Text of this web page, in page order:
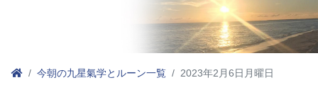
今朝の九星氣学とルーン一覧 2023年2月6日月曜日